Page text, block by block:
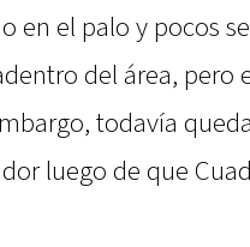
en el palo y pocos
del área, pero
todavía
luego de que